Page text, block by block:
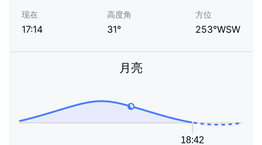
现在
17:14
高度角
31°
方位
253°WSW
月亮